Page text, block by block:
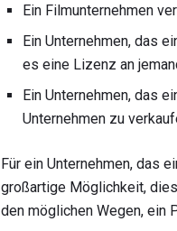
Ein Filmunternehmen
Ein Unternehmen, das
es eine Lizenz an
Ein Unternehmen, das
Unternehmen zu
Für ein Unternehmen, das
großartige Möglichkeit,
den möglichen Wegen, ein